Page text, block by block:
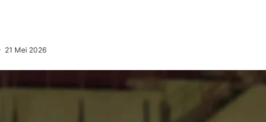
21 Mei 2026